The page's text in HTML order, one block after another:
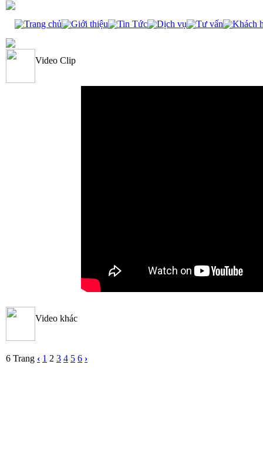
Trang chủ Giới thiệu Tin Tức Dịch vụ Tư vấn Khách
Video Clip
Video khác
6 Trang ‹ 1 2 3 4 5 6 ›